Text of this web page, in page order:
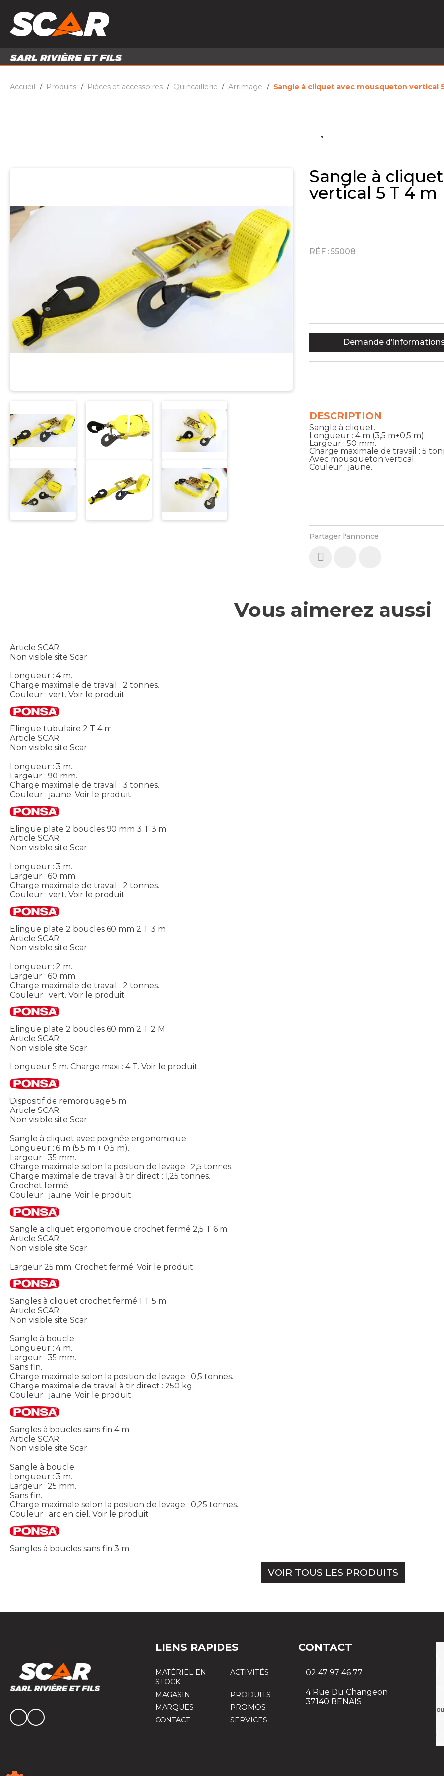
PIÈCES ET ACCESSOIRES
Accueil Produits Pièces et accessoires Quincaillerie Arrimage Sangle à cliquet avec mousqueton vertical
Sangle à
vertical 5 T 4 m
RÉF :55008
Partager l'annonce
DESCRIPTION
Sangle à cliquet.
Longueur : 4 m (3,5 m+0,5 m).
Largeur : 50 mm.
Charge maximale de travail : 5
Avec mousqueton vertical.
Couleur : jaune.
Demande
Vous aimerez aussi
Article SCAR
Non visible site Scar
Longueur : 4 m.
Charge maximale de travail : 2 tonnes.
Couleur : vert. Voir le produit
Elingue tubulaire 2 T 4 m
Article SCAR
Non visible site Scar
Longueur : 3 m.
Largeur : 90 mm.
Charge maximale de travail : 3 tonnes.
Couleur : jaune. Voir le produit
Elingue plate 2 boucles 90 mm 3 T 3 m
Article SCAR
Non visible site Scar
Longueur : 3 m.
Largeur : 60 mm.
Charge maximale de travail : 2 tonnes.
Couleur : vert. Voir le produit
Elingue plate 2 boucles 60 mm 2 T 3 m
Article SCAR
Non visible site Scar
Longueur : 2 m.
Largeur : 60 mm.
Charge maximale de travail : 2 tonnes.
Couleur : vert. Voir le produit
Elingue plate 2 boucles 60 mm 2 T 2 M
Article SCAR
Non visible site Scar
Longueur 5 m. Charge maxi : 4 T. Voir le produit
Dispositif de remorquage 5 m
Article SCAR
Non visible site Scar
Sangle à cliquet avec poignée ergonomique.
Longueur : 6 m (5,5 m + 0,5 m).
Largeur : 35 mm.
Charge maximale selon la position de levage : 2,5 tonnes.
Charge maximale de travail à tir direct : 1,25 tonnes.
Crochet fermé.
Couleur : jaune. Voir le produit
Sangle a cliquet ergonomique crochet fermé 2,5 T 6 m
Article SCAR
Non visible site Scar
Largeur 25 mm. Crochet fermé. Voir le produit
Sangles à cliquet crochet fermé 1 T 5 m
Article SCAR
Non visible site Scar
Sangle à boucle.
Longueur : 4 m.
Largeur : 35 mm.
Sans fin.
Charge maximale selon la position de levage : 0,5 tonnes.
Charge maximale de travail à tir direct : 250 kg.
Couleur : jaune. Voir le produit
Sangles à boucles sans fin 4 m
Article SCAR
Non visible site Scar
Sangle à boucle.
Longueur : 3 m.
Largeur : 25 mm.
Sans fin.
Charge maximale selon la position de levage : 0,25 tonnes.
Couleur : arc en ciel. Voir le produit
Sangles à boucles sans fin 3 m
VOIR TOUS LES PRODUITS
LIENS RAPIDES
MATÉRIEL EN
STOCK
ACTIVITÉS
MAGASIN
PRODUITS
MARQUES
PROMOS
CONTACT
SERVICES
CONTACT
02 47 97 46 77
4 Rue Du Changeon
37140 BENAIS